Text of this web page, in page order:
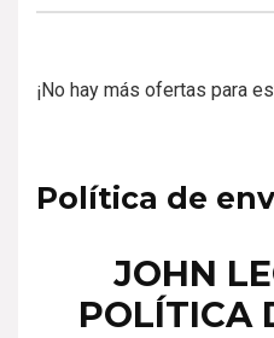
¡No hay más ofertas para
Política de
JOHN
POLÍTICA